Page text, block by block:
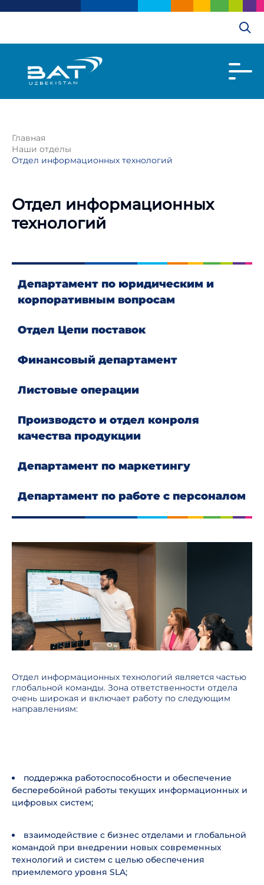
Главная
Наши отделы
Отдел информационных технологий
Отдел информационных
технологий
Департамент по юридическим и
корпоративным вопросам
Отдел Цепи поставок
Финансовый департамент
Листовые операции
Производсто и отдел конроля
качества продукции
Департамент по маркетингу
Департамент по работе с персоналом
Отдел информационных технологий является частью
глобальной команды. Зона ответственности отдела
очень широкая и включает работу по следующим
направлениям:
поддержка работоспособности и обеспечение
бесперебойной работы текущих информационных и
цифровых систем;
взаимодействие с бизнес отделами и глобальной
командой при внедрении новых современных
технологий и систем с целью обеспечения
приемлемого уровня SLA;